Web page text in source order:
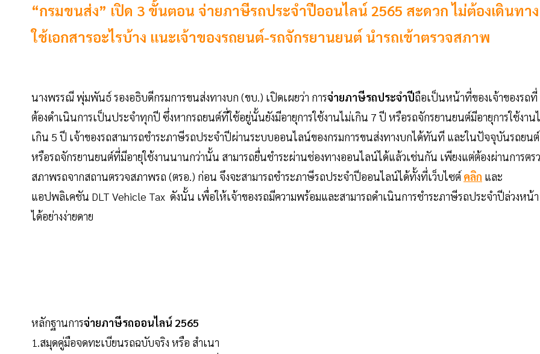
“กรมขนส่ง” เปิด 3 ขั้นตอน จ่ายภาษีรถประจำปีออนไลน์ 2565 สะดวก ไม่ต้องเดินทาง
ใช้เอกสารอะไรบ้าง แนะเจ้าของรถยนต์-รถจักรยานยนต์ นำรถเข้าตรวจสภาพ
นางพรรณี พุ่มพันธ์ รองอธิบดีกรมการขนส่งทางบก (ขบ.) เปิดเผยว่า การจ่ายภาษีรถประจำปีถือเป็นหน้าที่ของเจ้าของรถที่
ต้องดำเนินการเป็นประจำทุกปี ซึ่งหากรถยนต์ที่ใช้อยู่นั้นยังมีอายุการใช้งานไม่เกิน 7 ปี หรือรถจักรยานยนต์มีอายุการใช้งาน
เกิน 5 ปี เจ้าของรถสามารถชำระภาษีรถประจำปีผ่านระบบออนไลน์ของกรมการขนส่งทางบกได้ทันที และในปัจจุบันรถยนต์
หรือรถจักรยานยนต์ที่มีอายุใช้งานนานกว่านั้น สามารถยื่นชำระผ่านช่องทางออนไลน์ได้แล้วเช่นกัน เพียงแต่ต้องผ่านการตร
สภาพรถจากสถานตรวจสภาพรถ (ตรอ.) ก่อน จึงจะสามารถชำระภาษีรถประจำปีออนไลน์ได้ทั้งที่เว็บไซต์ คลิก และ
แอปพลิเคชัน DLT Vehicle Tax ดังนั้น เพื่อให้เจ้าของรถมีความพร้อมและสามารถดำเนินการชำระภาษีรถประจำปีล่วงหน้า
ได้อย่างง่ายดาย
หลักฐานการจ่ายภาษีรถออนไลน์ 2565
1.สมุดคู่มือจดทะเบียนรถฉบับจริง หรือ สำเนา